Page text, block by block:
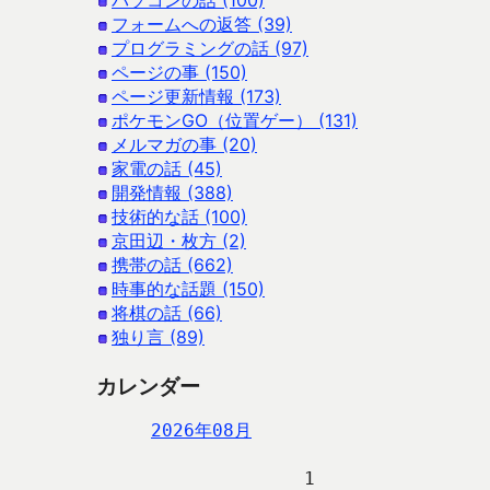
フォームへの返答 (39)
プログラミングの話 (97)
ページの事 (150)
ページ更新情報 (173)
ポケモンGO（位置ゲー） (131)
メルマガの事 (20)
家電の話 (45)
開発情報 (388)
技術的な話 (100)
京田辺・枚方 (2)
携帯の話 (662)
時事的な話題 (150)
将棋の話 (66)
独り言 (89)
カレンダー
2026年08月
                   1